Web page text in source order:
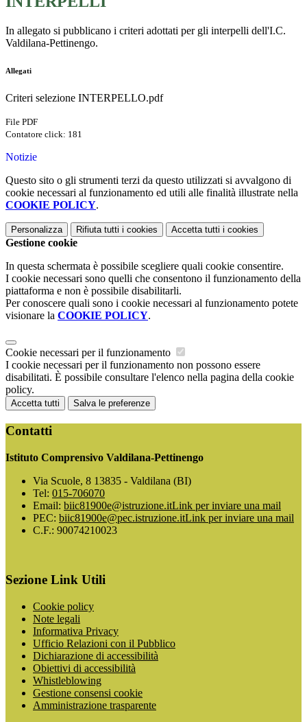
In allegato si pubblicano i criteri adottati per gli interpelli dell'I.C.
Valdilana-Pettinengo.
Allegati
Criteri selezione INTERPELLO.pdf
File PDF
Contatore click: 181
Notizie
Questo sito o gli strumenti terzi da questo utilizzati si avvalgono di
cookie necessari al funzionamento ed utili alle finalità illustrate nella
COOKIE POLICY.
Personalizza Rifiuta tutti i cookies Accetta tutti i cookies
Gestione cookie
In questa schermata è possibile scegliere quali cookie consentire.
I cookie necessari sono quelli che consentono il funzionamento della
piattaforma e non è possibile disabilitarli.
Per conoscere quali sono i cookie necessari al funzionamento potete
visionare la COOKIE POLICY.
Cookie necessari per il funzionamento
I cookie necessari per il funzionamento non possono essere
disabilitati. È possibile consultare l'elenco nella pagina della cookie
policy.
Accetta tutti Salva le preferenze
Contatti
Istituto Comprensivo Valdilana-Pettinengo
Via Scuole, 8 13835 - Valdilana (BI)
Tel: 015-706070
Email: biic81900e@istruzione.itLink per inviare una mail
PEC: biic81900e@pec.istruzione.itLink per inviare una mail
C.F.: 90074210023
Sezione Link Utili
Cookie policy
Note legali
Informativa Privacy
Ufficio Relazioni con il Pubblico
Dichiarazione di accessibilità
Obiettivi di accessibilità
Whistleblowing
Gestione consensi cookie
Amministrazione trasparente